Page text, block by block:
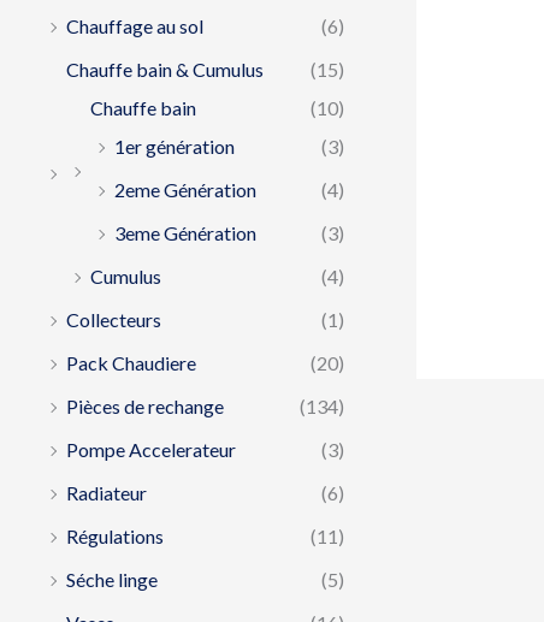
Chauffage au sol
(6)
Chauffe bain & Cumulus
(15)
Chauffe bain
(10)
1er génération
(3)
2eme Génération
(4)
3eme Génération
(3)
Cumulus
(4)
Collecteurs
(1)
Pack Chaudiere
(20)
Pièces de rechange
(134)
Pompe Accelerateur
(3)
Radiateur
(6)
Régulations
(11)
Séche linge
(5)